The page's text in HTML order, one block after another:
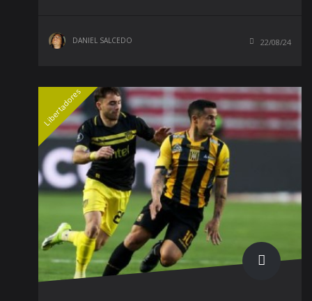
DANIEL SALCEDO 22/08/24
Libertadores